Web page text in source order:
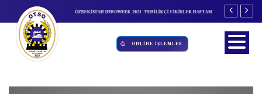
DEĞİŞİKLİK ÖZBEKİSTAN INNOWEEK 2021 -YENİLİKÇİ FİKİRLER HAFTASI
İL İSTİHDAM ve
ONLİNE İŞLEMLER